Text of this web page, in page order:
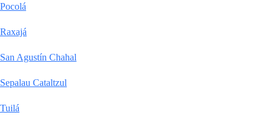
Pocolá
Raxajá
San Agustín Chahal
Sepalau Cataltzul
Tuilá